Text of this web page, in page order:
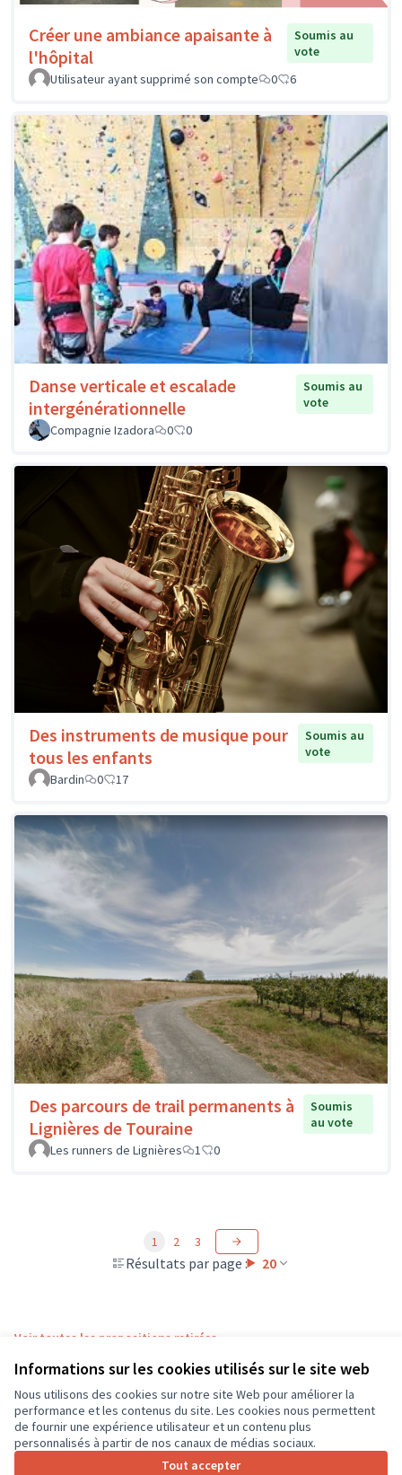
Informations sur les cookies utilisés sur le site web
Nous utilisons des cookies sur notre site Web pour améliorer la
performance et les contenus du site. Les cookies nous permettent
de fournir une expérience utilisateur et un contenu plus
personnalisés à partir de nos canaux de médias sociaux.
Tout accepter
Créer une ambiance apaisante à
l'hôpital
Soumis au
vote
Utilisateur ayant supprimé son compte
0 6
Danse verticale et escalade
intergénérationnelle
Soumis au
vote
Compagnie Izadora
0 0
Des instruments de musique pour
tous les enfants
Soumis au
vote
Bardin
0 17
Des parcours de trail permanents à
Lignières de Touraine
Soumis
au vote
Les runners de Lignières
1 0
Résultats par page : 20
1 2 3
Voir toutes les propositions retirées
Conditions d'utilisation
Paramètres des cookies
CD37 sur X
(Lien externe)
CD37 sur Facebook
CD37 sur Instagram
CD37 sur YouTube
(Lien externe)